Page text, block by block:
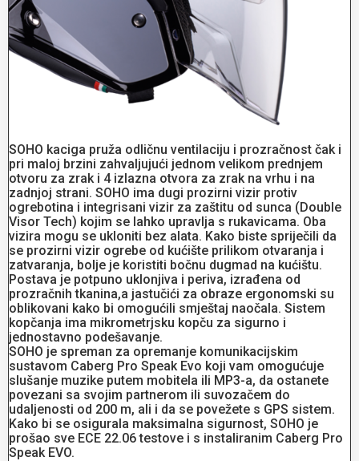
SOHO kaciga pruža odličnu ventilaciju i prozračnost čak i
pri maloj brzini zahvaljujući jednom velikom prednjem
otvoru za zrak i 4 izlazna otvora za zrak na vrhu i na
zadnjoj strani. SOHO ima dugi prozirni vizir protiv
ogrebotina i integrisani vizir za zaštitu od sunca (Double
Visor Tech) kojim se lahko upravlja s rukavicama. Oba
vizira mogu se ukloniti bez alata. Kako biste spriječili da
se prozirni vizir ogrebe od kućište prilikom otvaranja i
zatvaranja, bolje je koristiti bočnu dugmad na kućištu.
Postava je potpuno uklonjiva i periva, izrađena od
prozračnih tkanina,a jastučići za obraze ergonomski su
oblikovani kako bi omogućili smještaj naočala. Sistem
kopčanja ima mikrometrjsku kopču za sigurno i
jednostavno podešavanje.
SOHO je spreman za opremanje komunikacijskim
sustavom Caberg Pro Speak Evo koji vam omogućuje
slušanje muzike putem mobitela ili MP3-a, da ostanete
povezani sa svojim partnerom ili suvozačem do
udaljenosti od 200 m, ali i da se povežete s GPS sistem.
Kako bi se osigurala maksimalna sigurnost, SOHO je
prošao sve ECE 22.06 testove i s instaliranim Caberg Pro
Speak EVO.